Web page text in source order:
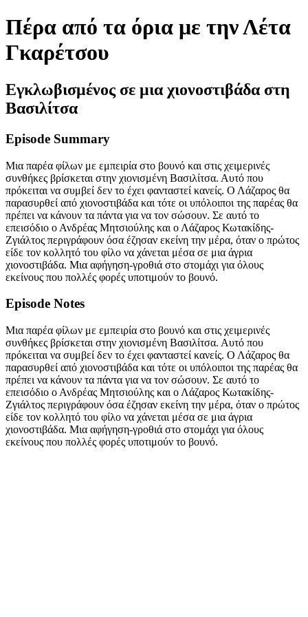
Πέρα από τα όρια με την Λέτα
Γκαρέτσου
Εγκλωβισμένος σε μια χιονοστιβάδα στη
Βασιλίτσα
Episode Summary
Μια παρέα φίλων με εμπειρία στο βουνό και στις χειμερινές
συνθήκες βρίσκεται στην χιονισμένη Βασιλίτσα. Αυτό που
πρόκειται να συμβεί δεν το έχει φανταστεί κανείς. Ο Λάζαρος θα
παρασυρθεί από χιονοστιβάδα και τότε οι υπόλοιποι της παρέας θα
πρέπει να κάνουν τα πάντα για να τον σώσουν. Σε αυτό το
επεισόδιο ο Ανδρέας Μητσιούλης και ο Λάζαρος Κωτακίδης-
Ζγιάλτος περιγράφουν όσα έζησαν εκείνη την μέρα, όταν ο πρώτος
είδε τον κολλητό του φίλο να χάνεται μέσα σε μια άγρια
χιονοστιβάδα. Μια αφήγηση-γροθιά στο στομάχι για όλους
εκείνους που πολλές φορές υποτιμούν το βουνό.
Episode Notes
Μια παρέα φίλων με εμπειρία στο βουνό και στις χειμερινές
συνθήκες βρίσκεται στην χιονισμένη Βασιλίτσα. Αυτό που
πρόκειται να συμβεί δεν το έχει φανταστεί κανείς. Ο Λάζαρος θα
παρασυρθεί από χιονοστιβάδα και τότε οι υπόλοιποι της παρέας θα
πρέπει να κάνουν τα πάντα για να τον σώσουν. Σε αυτό το
επεισόδιο ο Ανδρέας Μητσιούλης και ο Λάζαρος Κωτακίδης-
Ζγιάλτος περιγράφουν όσα έζησαν εκείνη την μέρα, όταν ο πρώτος
είδε τον κολλητό του φίλο να χάνεται μέσα σε μια άγρια
χιονοστιβάδα. Μια αφήγηση-γροθιά στο στομάχι για όλους
εκείνους που πολλές φορές υποτιμούν το βουνό.